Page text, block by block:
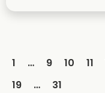
1
… 9 10 11
19
…
31